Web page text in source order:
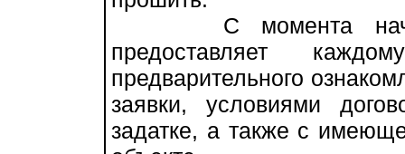
С момента начала
предоставляет
предварительного
заявки, условиями
задатке, а также с